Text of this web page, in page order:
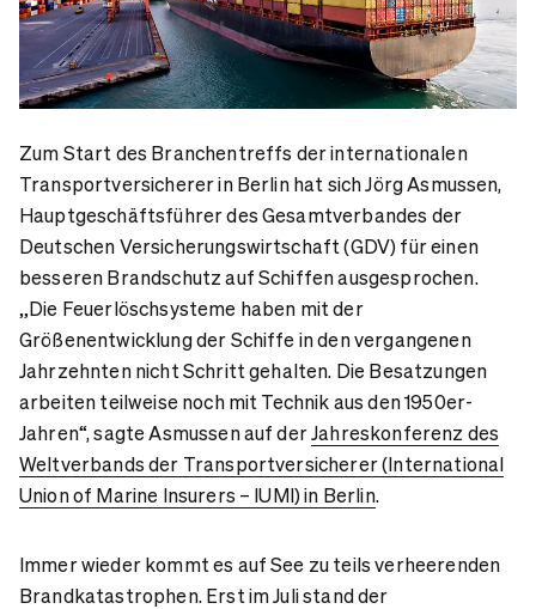
Zum Start des Branchentreffs der internationalen
Transportversicherer in Berlin hat sich Jörg Asmussen,
Hauptgeschäftsführer des Gesamtverbandes der
Deutschen Versicherungswirtschaft (GDV) für einen
besseren Brandschutz auf Schiffen ausgesprochen.
„Die Feuerlöschsysteme haben mit der
Größenentwicklung der Schiffe in den vergangenen
Jahrzehnten nicht Schritt gehalten. Die Besatzungen
arbeiten teilweise noch mit Technik aus den 1950er-
Jahren“, sagte Asmussen auf derJahreskonferenz des
Weltverbands der Transportversicherer (International
Union of Marine Insurers – IUMI) in Berlin.
Immer wieder kommt es auf See zu teils verheerenden
Brandkatastrophen. Erst im Juli stand der